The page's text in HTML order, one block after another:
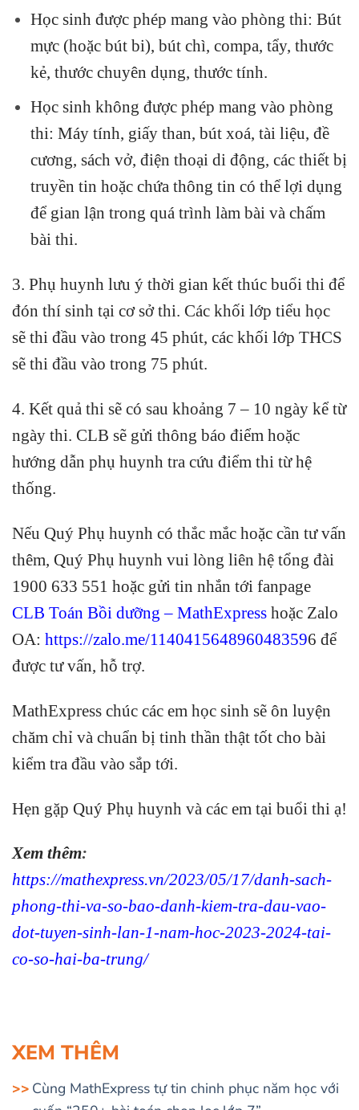
Học sinh được phép mang vào phòng thi: Bút
mực (hoặc bút bi), bút chì, compa, tẩy, thước
kẻ, thước chuyên dụng, thước tính.
Học sinh không được phép mang vào phòng
thi: Máy tính, giấy than, bút xoá, tài liệu, đề
cương, sách vở, điện thoại di động, các thiết bị
truyền tin hoặc chứa thông tin có thể lợi dụng
để gian lận trong quá trình làm bài và chấm
bài thi.
3. Phụ huynh lưu ý thời gian kết thúc buổi thi để
đón thí sinh tại cơ sở thi. Các khối lớp tiểu học
sẽ thi đầu vào trong 45 phút, các khối lớp THCS
sẽ thi đầu vào trong 75 phút.
4. Kết quả thi sẽ có sau khoảng 7 – 10 ngày kể từ
ngày thi. CLB sẽ gửi thông báo điểm hoặc
hướng dẫn phụ huynh tra cứu điểm thi từ hệ
thống.
Nếu Quý Phụ huynh có thắc mắc hoặc cần tư vấn
thêm, Quý Phụ huynh vui lòng liên hệ tổng đài
1900 633 551 hoặc gửi tin nhắn tới fanpage
CLB Toán Bồi dưỡng – MathExpress hoặc Zalo
OA: https://zalo.me/1140415648960483596 để
được tư vấn, hỗ trợ.
MathExpress chúc các em học sinh sẽ ôn luyện
chăm chỉ và chuẩn bị tinh thần thật tốt cho bài
kiểm tra đầu vào sắp tới.
Hẹn gặp Quý Phụ huynh và các em tại buổi thi ạ!
Xem thêm:
https://mathexpress.vn/2023/05/17/danh-sach-
phong-thi-va-so-bao-danh-kiem-tra-dau-vao-
dot-tuyen-sinh-lan-1-nam-hoc-2023-2024-tai-
co-so-hai-ba-trung/
XEM THÊM
Cùng MathExpress tự tin chinh phục năm học với